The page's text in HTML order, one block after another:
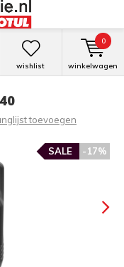
wishlist winkelwagen
0
toevoegen
-17%
SALE